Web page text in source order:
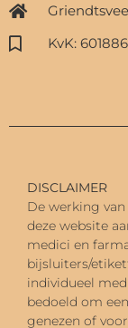
KvK:
DISCLAIMER
De werking
deze website
medici en
bijsluiters/
individueel
bedoeld om
genezen of